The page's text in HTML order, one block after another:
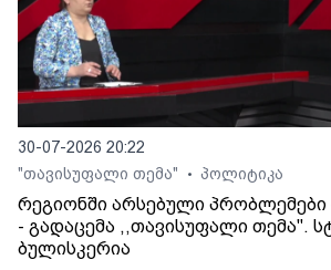
30-07-2026 20:22
"თავისუფალი თემა"
• პოლიტიკა
რეგიონში არსებული პრობლემები
- გადაცემა ,,თავისუფალი თემა".
ბულისკერია